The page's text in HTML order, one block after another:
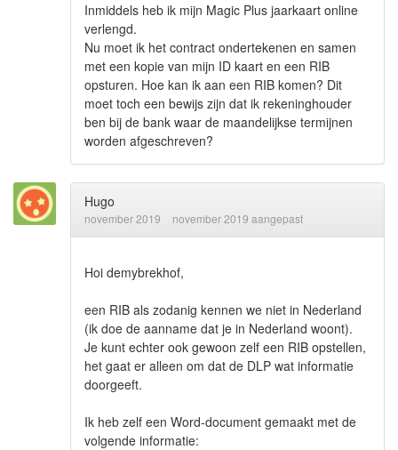
Inmiddels heb ik mijn Magic Plus jaarkaart online
verlengd.
Nu moet ik het contract ondertekenen en samen
met een kopie van mijn ID kaart en een RIB
opsturen. Hoe kan ik aan een RIB komen? Dit
moet toch een bewijs zijn dat ik rekeninghouder
ben bij de bank waar de maandelijkse termijnen
worden afgeschreven?
Hugo
november 2019 november 2019 aangepast
Hoi demybrekhof,
een RIB als zodanig kennen we niet in Nederland
(ik doe de aanname dat je in Nederland woont).
Je kunt echter ook gewoon zelf een RIB opstellen,
het gaat er alleen om dat de DLP wat informatie
doorgeeft.
Ik heb zelf een Word-document gemaakt met de
volgende informatie: